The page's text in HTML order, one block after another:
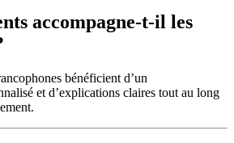
accompagne-t-il les
bénéficient d’un
et d’explications claires tout au long